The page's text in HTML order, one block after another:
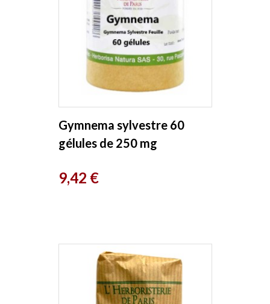
Gymnema sylvestre 60
gélules de 250 mg
Prix
9,42 €